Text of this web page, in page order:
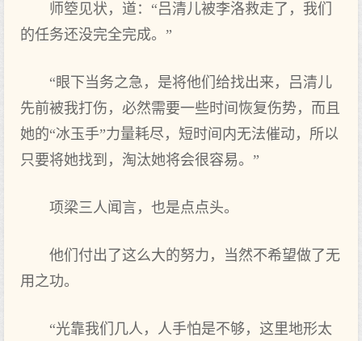
师箜见状，道：“吕清儿被李洛救走了，我们
的任务还没完全完成。”
“眼下当务之急，是将他们给找出来，吕清儿
先前被我打伤，必然需要一些时间恢复伤势，而且
她的“冰玉手”力量耗尽，短时间内无法催动，所以
只要将她找到，淘汰她将会很容易。”
项梁三人闻言，也是点点头。
他们付出了这么大的努力，当然不希望做了无
用之功。
“光靠我们几人，人手怕是不够，这里地形太